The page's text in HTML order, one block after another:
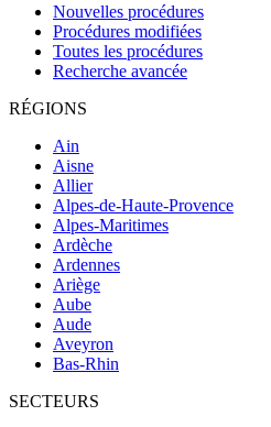
Nouvelles procédures
Procédures modifiées
Toutes les procédures
Recherche avancée
RÉGIONS
Ain
Aisne
Allier
Alpes-de-Haute-Provence
Alpes-Maritimes
Ardèche
Ardennes
Ariège
Aube
Aude
Aveyron
Bas-Rhin
SECTEURS